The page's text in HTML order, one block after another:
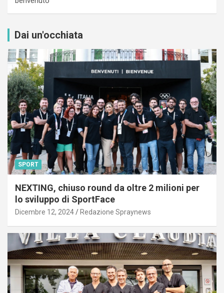
Dai un'occhiata
SPORT
NEXTING, chiuso round da oltre 2 milioni per
lo sviluppo di SportFace
Dicembre 12, 2024 Redazione Spraynews